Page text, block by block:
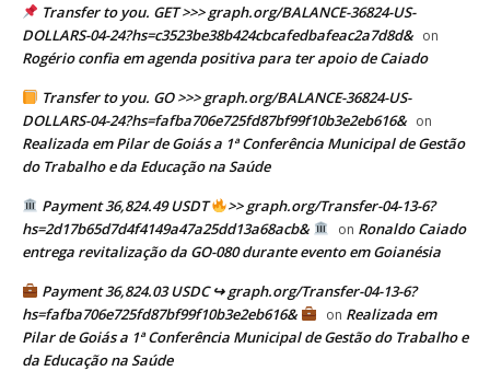
Transfer to you. GET >>> graph.org/BALANCE-36824-US-
DOLLARS-04-24?hs=c3523be38b424cbcafedbafeac2a7d8d& on
Rogério confia em agenda positiva para ter apoio de Caiado
Transfer to you. GO >>> graph.org/BALANCE-36824-US-
DOLLARS-04-24?hs=fafba706e725fd87bf99f10b3e2eb616& on
Realizada em Pilar de Goiás a 1ª Conferência Municipal de Gestão
do Trabalho e da Educação na Saúde
Payment 36,824.49 USDT
>> graph.org/Transfer-04-13-6?
hs=2d17b65d7d4f4149a47a25dd13a68acb&
on Ronaldo Caiado
entrega revitalização da GO-080 durante evento em Goianésia
Payment 36,824.03 USDC ↪ graph.org/Transfer-04-13-6?
hs=fafba706e725fd87bf99f10b3e2eb616&
on Realizada em
Pilar de Goiás a 1ª Conferência Municipal de Gestão do Trabalho e
da Educação na Saúde